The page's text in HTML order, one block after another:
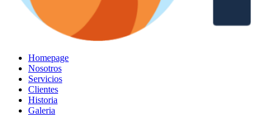
Homepage
Nosotros
Servicios
Clientes
Historia
Galeria